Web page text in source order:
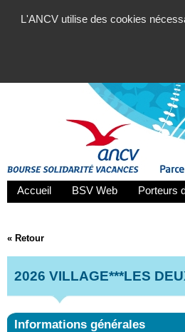
L'ANCV utilise des cookies
Accueil BSV Web Porteurs
« Retour
2026 VILLAGE***LES
Informations générales